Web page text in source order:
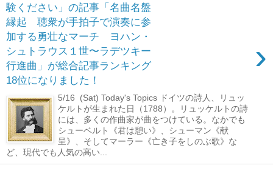
験ください」の記事「名曲名盤
縁起 聴衆が手拍子で演奏に参
加する勇壮なマーチ ヨハン・
シュトラウス１世〜ラデツキー
行進曲」が総合記事ランキング
18位になりました！
›
5/16 (Sat) Today's Topics ドイツの詩人、リュッ
ケルトが生まれた日（1788）。リュッケルトの詩
には、多くの作曲家が曲をつけている。なかでも
シューベルト《君は憩い》、シューマン《献
呈》、そしてマーラー《亡き子をしのぶ歌》な
ど、現代でも人気の高い...